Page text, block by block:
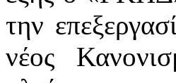
την
νέος